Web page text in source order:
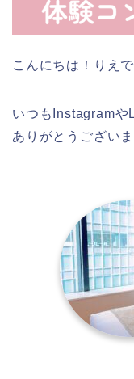
こんにちは！りえで
いつもInstagramや
ありがとうございま